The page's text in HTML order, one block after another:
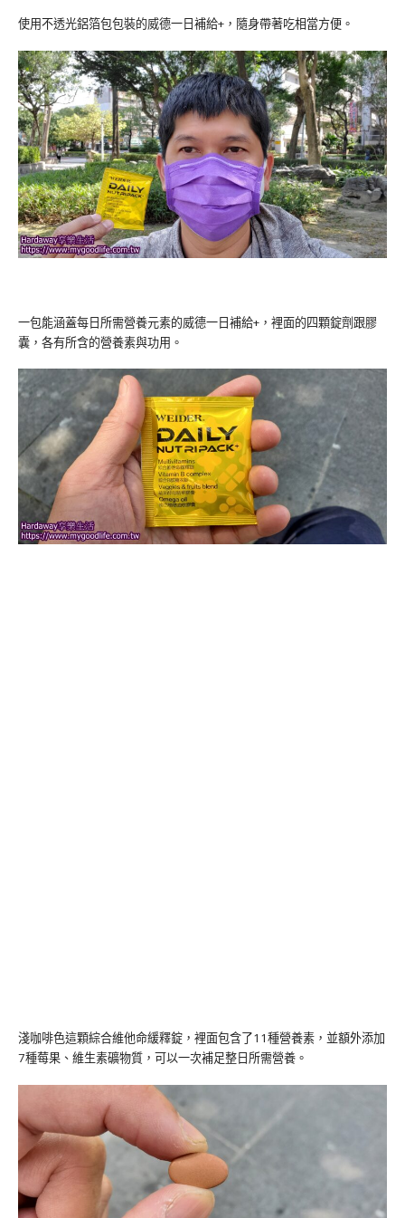
使用不透光鋁箔包包裝的威德一日補給+，隨身帶著吃相當方便。
一包能涵蓋每日所需營養元素的威德一日補給+，裡面的四顆錠劑跟膠
囊，各有所含的營養素與功用。
淺咖啡色這顆綜合維他命緩釋錠，裡面包含了11種營養素，並額外添加
7種莓果、維生素礦物質，可以一次補足整日所需營養。